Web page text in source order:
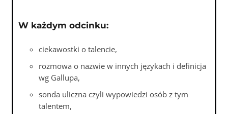
W każdym odcinku:
ciekawostki o talencie,
rozmowa o nazwie w innych językach i definicja
wg Gallupa,
sonda uliczna czyli wypowiedzi osób z tym
talentem,